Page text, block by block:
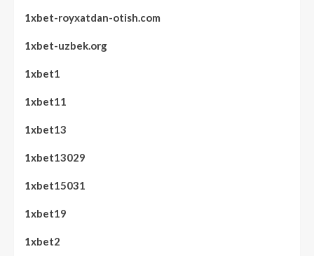
1xbet-royxatdan-otish.com
1xbet-uzbek.org
1xbet1
1xbet11
1xbet13
1xbet13029
1xbet15031
1xbet19
1xbet2